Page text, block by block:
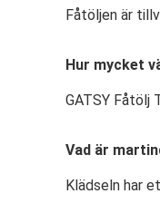
Fåtöljen är
Hur mycket
GATSY Fåtölj
Vad är
Klädseln har